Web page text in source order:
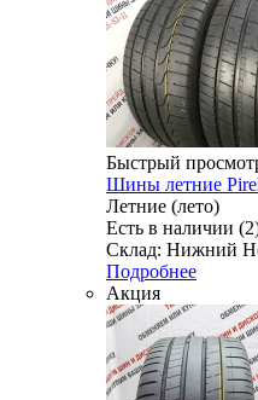
Быстрый
Шины летние
Летние (лето)
Есть в наличии
Склад: Нижний
Подробнее
Акция